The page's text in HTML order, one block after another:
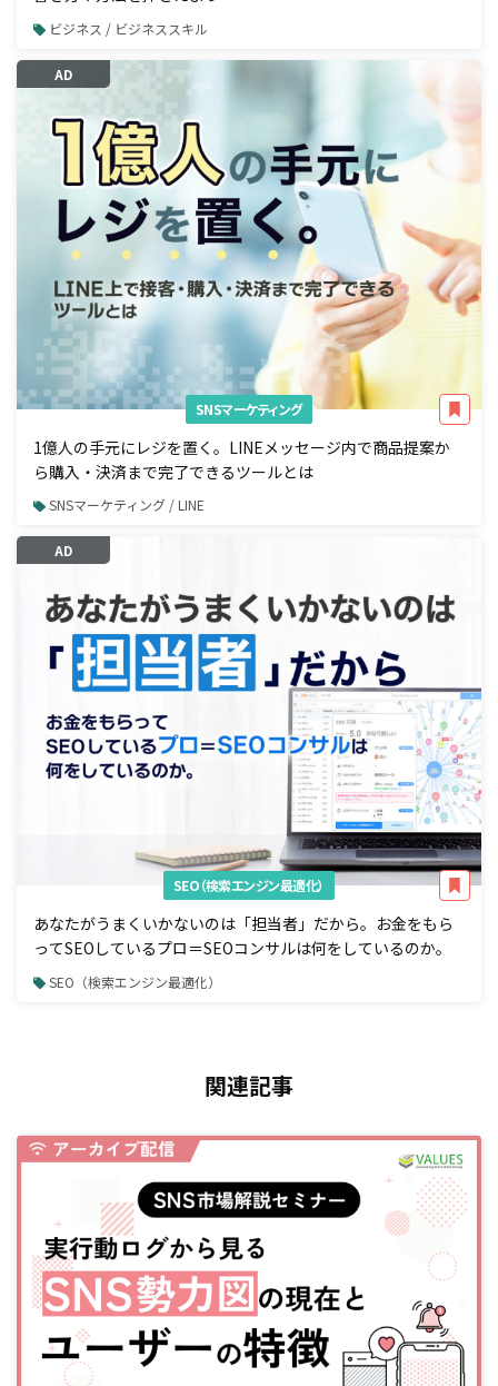
ビジネス / ビジネススキル
AD
SNSマーケティング
1億人の手元にレジを置く。LINEメッセージ内で商品提案か
ら購入・決済まで完了できるツールとは
SNSマーケティング / LINE
AD
SEO（検索エンジン最適化）
あなたがうまくいかないのは「担当者」だから。お金をもら
ってSEOしているプロ＝SEOコンサルは何をしているのか。
SEO（検索エンジン最適化）
関連記事